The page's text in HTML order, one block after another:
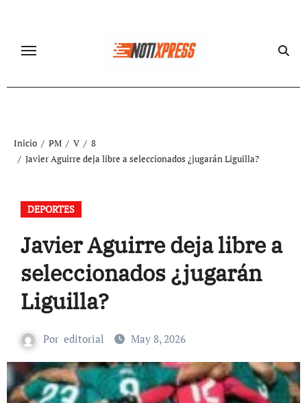
contenido
Inicio PM V
8
Javier Aguirre deja libre a seleccionados ¿jugarán Liguilla?
DEPORTES
Javier Aguirre deja libre a
seleccionados ¿jugarán
Liguilla?
Por editorial May 8, 2026